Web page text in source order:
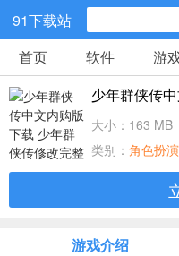
91下载站
网游分类
休闲益智
首页 软件 游
少年群侠传
大小：163 MB
类别： 角色扮演
游戏介绍